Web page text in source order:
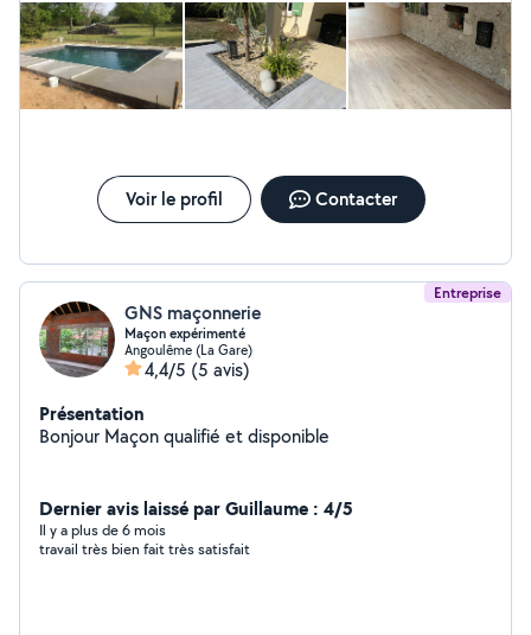
l'acompte. Plusieurs appels sans réponse, et quand il daigne
répondre il nous annonce qu'il n'a reçu que la moitié du
volet...qu'il nous recontacte plus tard pour nous donner une
date de travaux (nous sommes déjà arrivés en janvier 2024) .
Depuis silence radio. A ce jour les travaux ne sont pas fait,
malgré l'encaissement de l'acompte de 294 euros. Il ne répond
comportement n'est pas sérieux et l'entrepreneur malhonnête.
Voir le profil Contacter
Entreprise
GNS maçonnerie
Maçon expérimenté
Angoulême (La Gare)
4,4/5 (5 avis)
Présentation
Bonjour Maçon qualifié et disponible
Dernier avis laissé par Guillaume : 4/5
Il y a plus de 6 mois
travail très bien fait très satisfait